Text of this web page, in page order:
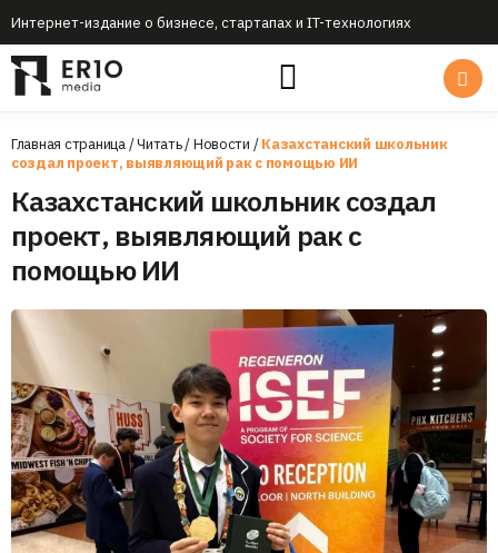
Интернет-издание о бизнесе, стартапах и IT-технологиях
Главная страница/Читать/Новости /Казахстанский школьник
создал проект, выявляющий рак с помощью ИИ
Казахстанский школьник создал
проект, выявляющий рак с
помощью ИИ